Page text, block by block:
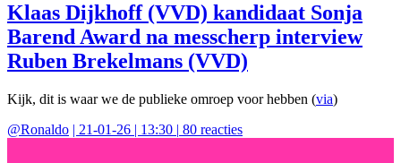
Klaas Dijkhoff (VVD) kandidaat Sonja
Barend Award na messcherp interview
Ruben Brekelmans (VVD)
Kijk, dit is waar we de publieke omroep voor hebben (via)
@Ronaldo | 21-01-26 | 13:30 | 80 reacties